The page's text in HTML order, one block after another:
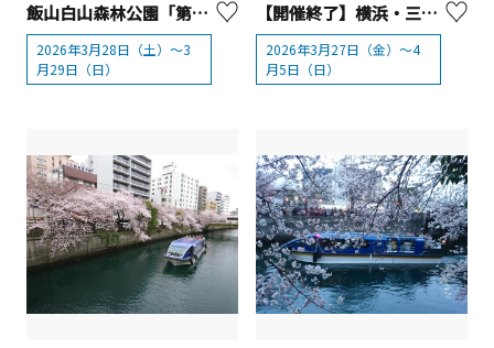
飯山白山森林公園「第62回あつぎ飯山桜まつり」
2026年3月28日（土）～3
月29日（日）
【開催終了】横浜・三溪園 桜ライトアップ
2026年3月27日（金）～4
月5日（日）